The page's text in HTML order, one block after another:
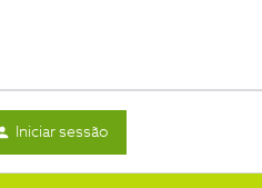
Iniciar sessão